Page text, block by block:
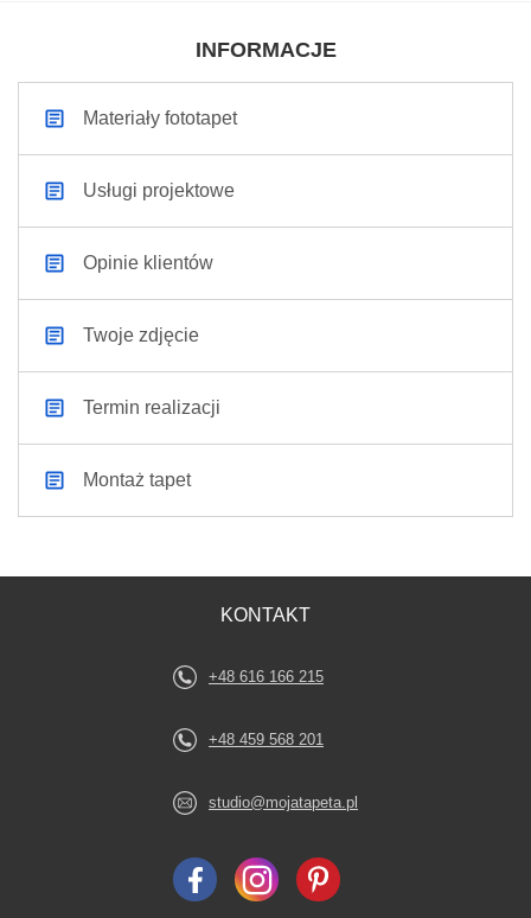
INFORMACJE
Materiały fototapet
Usługi projektowe
Opinie klientów
Twoje zdjęcie
Termin realizacji
Montaż tapet
KONTAKT
+48 616 166 215
+48 459 568 201
studio@mojatapeta.pl